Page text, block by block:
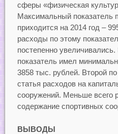
сферы «физическая
Максимальный показатель
приходится на 2014 год –
расходы по этому
постепенно
показатель имел
3858 тыс. рублей. Второй
статья расходов на
сооружений. Меньше всего
содержание спортивных
ВЫВОДЫ